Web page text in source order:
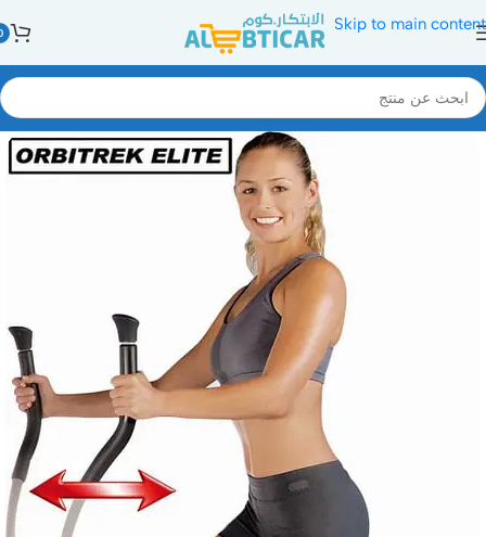
Skip to main content